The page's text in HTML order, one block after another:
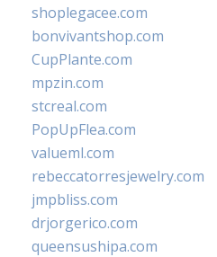
shoplegacee.com
bonvivantshop.com
CupPlante.com
mpzin.com
stcreal.com
PopUpFlea.com
valueml.com
rebeccatorresjewelry.com
jmpbliss.com
drjorgerico.com
queensushipa.com